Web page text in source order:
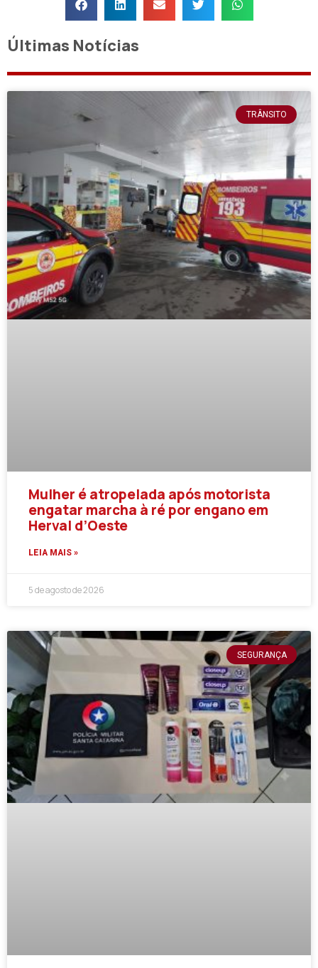
Últimas Notícias
TRÂNSITO
Mulher é atropelada após motorista
engatar marcha à ré por engano em
Herval d’Oeste
LEIA MAIS »
5 de agosto de 2026
SEGURANÇA